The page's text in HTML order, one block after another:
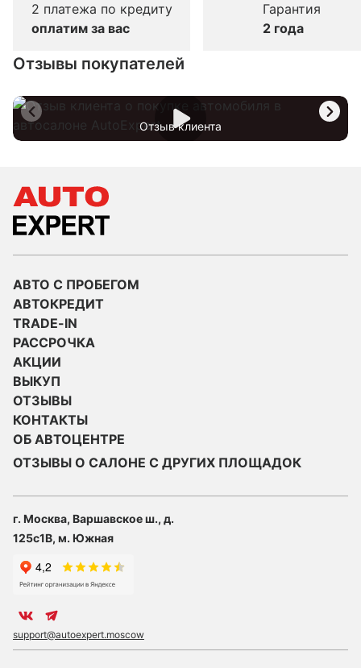
2 платежа по кредиту
оплатим за вас
Гарантия
2 года
Отзывы покупателей
Отзыв клиента
АВТО С ПРОБЕГОМ
АВТОКРЕДИТ
TRADE-IN
РАССРОЧКА
АКЦИИ
ВЫКУП
ОТЗЫВЫ
КОНТАКТЫ
ОБ АВТОЦЕНТРЕ
ОТЗЫВЫ О САЛОНЕ С ДРУГИХ ПЛОЩАДОК
г. Москва, Варшавское ш., д.
125с1В, м. Южная
support@autoexpert.moscow